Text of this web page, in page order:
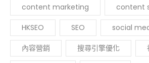
content marketing content
HKSEO SEO social
內容營銷 搜尋引擎優化